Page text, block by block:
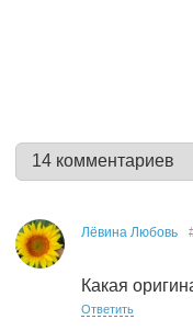
Лёвина Любовь
Какая
Ответить